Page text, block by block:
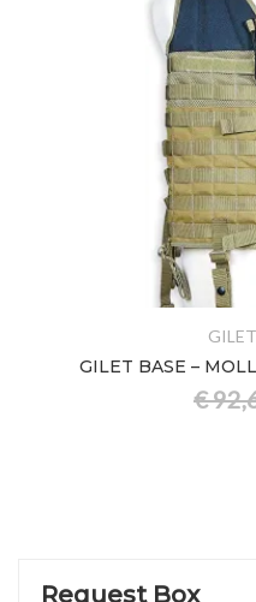
GILET BASE –
€
Request Box